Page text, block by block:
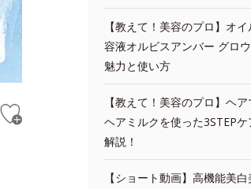
【教えて！美容のプロ】オ
容液オルビスアンバー グロ
魅力と使い方
【教えて！美容のプロ】ヘ
ヘアミルクを使った3STEP
解説！
【ショート動画】高機能美